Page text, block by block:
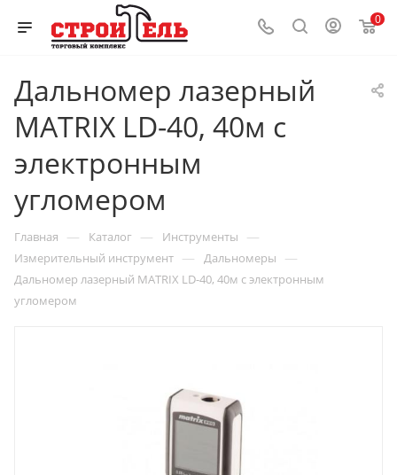
0
Дальномер лазерный
MATRIX LD-40, 40м с
электронным
угломером
Главная — Каталог — Инструменты —
Измерительный инструмент — Дальномеры —
Дальномер лазерный MATRIX LD-40, 40м с электронным
угломером